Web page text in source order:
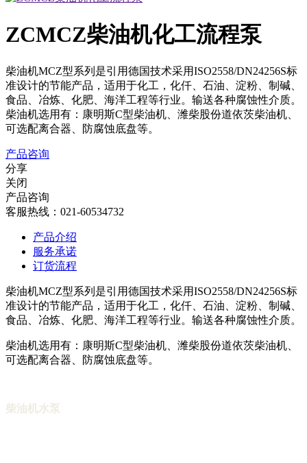
ZCMCZ柴油机化工流程泵
柴油机MCZ型系列是引用德国技术采用ISO2558/DN24256S标
准设计的节能产品，适用于化工，化仟、石油、淀粉、制碱、
食品、冶炼、化肥、海洋工程等行业。输送各种腐蚀性介质。
柴油机选用有：康明斯C型柴油机、潍柴股份道依茨柴油机、
可选配离合器、防腐蚀底盘等。
产品咨询
分享
关闭
产品咨询
客服热线：021-60534732
产品介绍
服务承诺
订货流程
柴油机MCZ型系列是引用德国技术采用ISO2558/DN24256S标
准设计的节能产品，适用于化工，化仟、石油、淀粉、制碱、
食品、冶炼、化肥、海洋工程等行业。输送各种腐蚀性介质。
柴油机选用有：康明斯C型柴油机、潍柴股份道依茨柴油机、
可选配离合器、防腐蚀底盘等。
柴油机水泵